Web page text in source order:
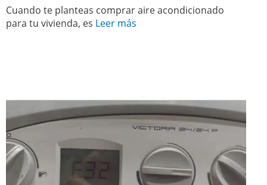
Cuando te planteas comprar aire acondicionado
para tu vivienda, es Leer más